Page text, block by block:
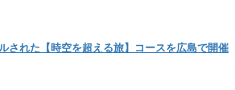
された【時空を超える旅】コースを広島で開催